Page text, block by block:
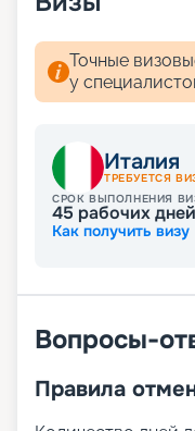
Точные
у
Италия
ТРЕБУЕТСЯ
СРОК ВЫПОЛНЕНИЯ
45 рабочих дней
Как получить визу
Вопросы-
Правила